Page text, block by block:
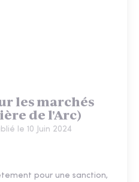
les marchés
de l'Arc)
le 10 Juin 2024
pour une sanction,